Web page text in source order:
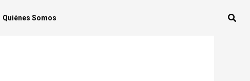
Quiénes Somos